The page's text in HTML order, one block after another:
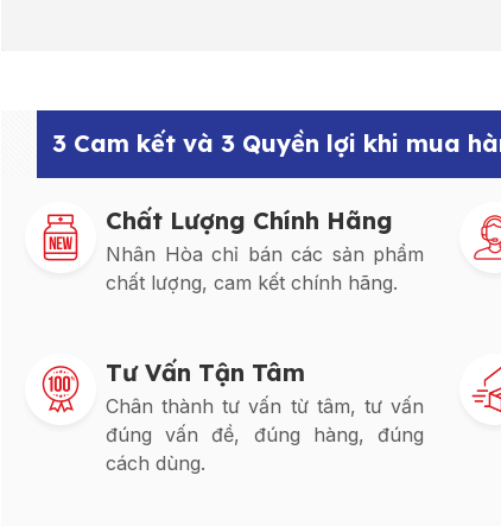
3 Cam kết và 3 Quyền lợi khi mua
Chất Lượng Chính Hãng
Nhân Hòa chỉ bán các sản phẩm
chất lượng, cam kết chính hãng.
Tư Vấn Tận Tâm
Chân thành tư vấn từ tâm, tư vấn
đúng vấn đề, đúng hàng, đúng
cách dùng.